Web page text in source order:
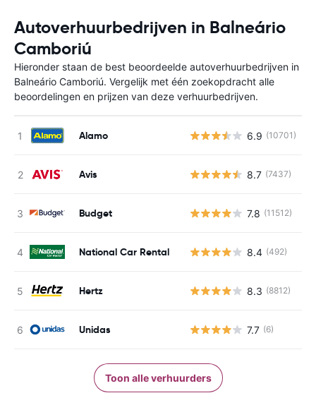
Autoverhuurbedrijven in Balneário
Camboriú
Hieronder staan de best beoordeelde autoverhuurbedrijven in
Balneário Camboriú. Vergelijk met één zoekopdracht alle
beoordelingen en prijzen van deze verhuurbedrijven.
Alamo 6.9 (10701)
Avis 8.7 (7437)
Budget 7.8 (11512)
National Car Rental 8.4 (492)
Hertz 8.3 (8812)
Unidas 7.7 (6)
Toon alle verhuurders